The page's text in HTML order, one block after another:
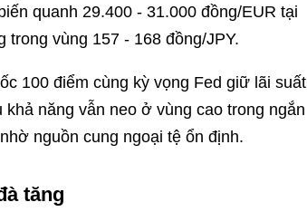
quanh 29.400 - 31.000 đồng/EUR tại
vùng 157 - 168 đồng/JPY.
100 điểm cùng kỳ vọng Fed giữ lãi suất
năng vẫn neo ở vùng cao trong ngắn
nguồn cung ngoại tệ ổn định.
tăng